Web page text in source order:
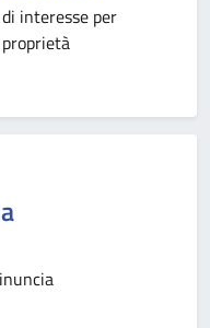
interesse per